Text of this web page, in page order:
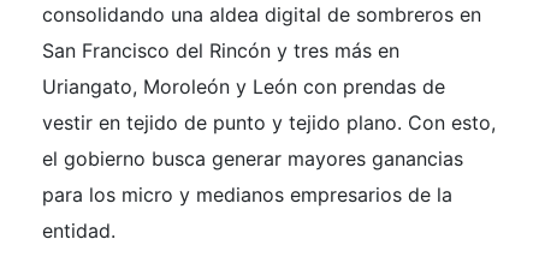
consolidando una aldea digital de sombreros en
San Francisco del Rincón y tres más en
Uriangato, Moroleón y León con prendas de
vestir en tejido de punto y tejido plano. Con esto,
el gobierno busca generar mayores ganancias
para los micro y medianos empresarios de la
entidad.